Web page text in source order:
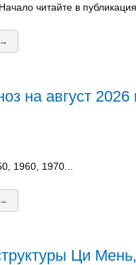
читайте в
на август 2026
1960, 1970...
Ци Мень,